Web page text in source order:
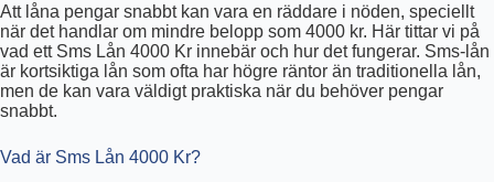
Att låna pengar snabbt kan vara en räddare i nöden, speciellt
när det handlar om mindre belopp som 4000 kr. Här tittar vi på
vad ett Sms Lån 4000 Kr innebär och hur det fungerar. Sms-lån
är kortsiktiga lån som ofta har högre räntor än traditionella lån,
men de kan vara väldigt praktiska när du behöver pengar
snabbt.
Vad är Sms Lån 4000 Kr?